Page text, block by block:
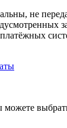
не
платёжных